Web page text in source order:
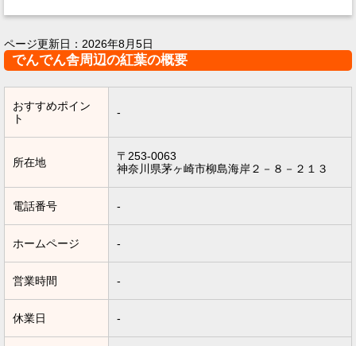
ページ更新日： 2026年8月5日
でんでん舎周辺の紅葉の概要
おすすめポイン
ト
-
所在地
〒253-0063
神奈川県茅ヶ崎市柳島海岸２－８－２１３
電話番号 -
ホームページ -
営業時間 -
休業日 -